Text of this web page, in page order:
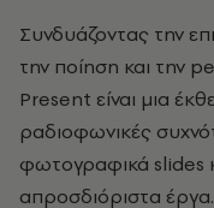
Συνδυάζοντας την
την ποίηση και την
Present είναι μια
ραδιοφωνικές
φωτογραφικά slides
απροσδιόριστα